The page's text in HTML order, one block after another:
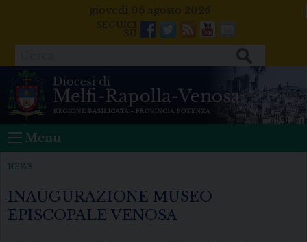
giovedì 06 agosto 2026
Facebook
Twitter
FeedsYoutube
Mail
Menu
NEWS
INAUGURAZIONE MUSEO
EPISCOPALE VENOSA